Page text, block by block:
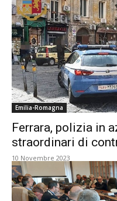
Emilia-Romagna
Ferrara, polizia in
straordinari di
10 Novembre 2023